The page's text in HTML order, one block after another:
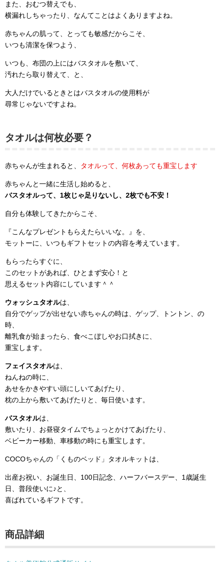
また、おむつ替えでも、
横漏れしちゃったり、なんてことはよくありますよね。
赤ちゃんの肌って、とっても敏感だからこそ、
いつも清潔を保つよう、
いつも、布団の上にはバスタオルを敷いて、
汚れたら取り替えて、と、
大人だけでいるときとはバスタオルの使用料が
尋常じゃないですよね。
タオルは何枚必要？
赤ちゃんが生まれると、 タオルって、何枚あっても重宝します
赤ちゃんと一緒に生活し始めると、
バスタオルって、1枚じゃ足りないし、2枚でも不安！
自分も体験してきたからこそ、
『こんなプレゼントもらえたらいいな。』を、
モットーに、いつもギフトセットの内容を考えています。
もらったらすぐに、
このセットがあれば、ひとまず安心！と
思えるセット内容にしています＾＾
ウォッシュタオルは、
自分でゲップが出せない赤ちゃんの時は、ゲップ、トントン、の
時、
離乳食が始まったら、食べこぼしやお口拭きに、
重宝します。
フェイスタオルは、
ねんねの時に、
あせをかきやすい頭にしいてあげたり、
枕の上から敷いてあげたりと、毎日使います。
バスタオルは、
敷いたり、お昼寝タイムでちょっとかけてあげたり、
ベビーカー移動、車移動の時にも重宝します。
COCOちゃんの「くものベッド」タオルキットは、
出産お祝い、お誕生日、100日記念、ハーフバースデー、1歳誕生
日、普段使いに♪と、
喜ばれているギフトです。
商品詳細